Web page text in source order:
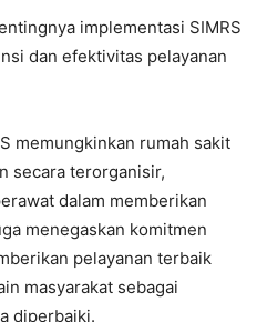
implementasi SIMRS
dan efektivitas pelayanan
memungkinkan rumah sakit
secara terorganisir,
dalam memberikan
menegaskan komitmen
pelayanan terbaik
masyarakat sebagai
diperbaiki.